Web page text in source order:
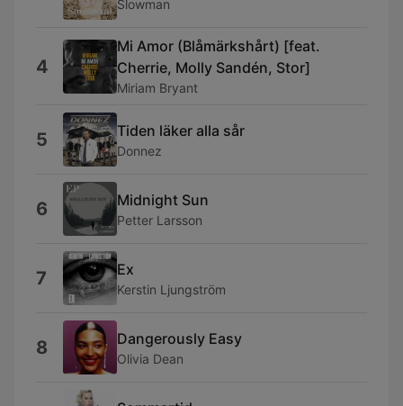
Slowman
4
Mi Amor (Blåmärkshårt) [feat.
Cherrie, Molly Sandén, Stor]
Miriam Bryant
5 Tiden läker alla sår
Donnez
6 Midnight Sun
Petter Larsson
7 Ex
Kerstin Ljungström
8 Dangerously Easy
Olivia Dean